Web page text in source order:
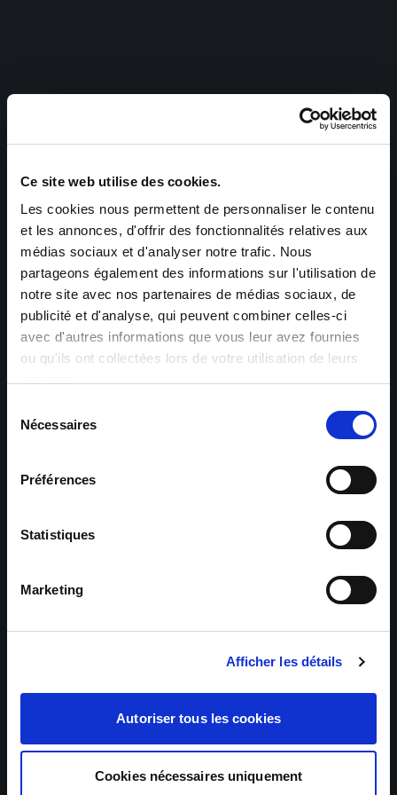
Ce site web utilise des cookies.
Les cookies nous permettent de personnaliser le contenu
et les annonces, d'offrir des fonctionnalités relatives aux
médias sociaux et d'analyser notre trafic. Nous
partageons également des informations sur l'utilisation de
notre site avec nos partenaires de médias sociaux, de
publicité et d'analyse, qui peuvent combiner celles-ci
avec d'autres informations que vous leur avez fournies
ou qu'ils ont collectées lors de votre utilisation de leurs
Nécessaires
Préférences
Statistiques
Marketing
Afficher les détails
Autoriser tous les cookies
Cookies nécessaires uniquement